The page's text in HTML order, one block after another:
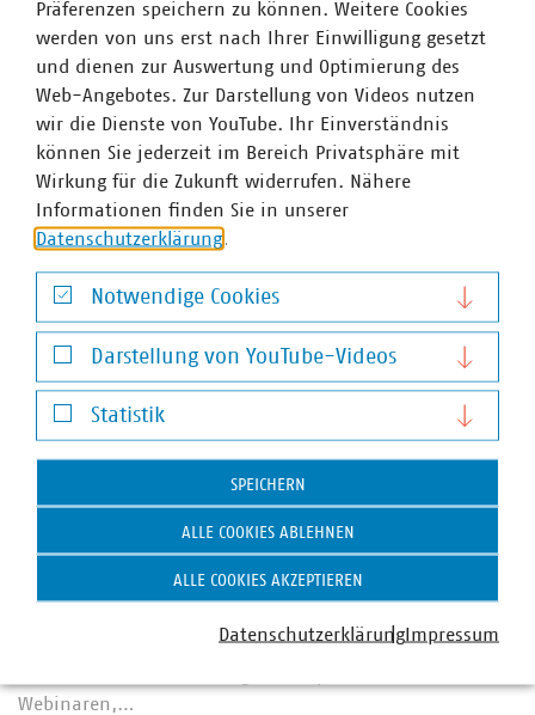
Projekten, neuen Kooperationen und praxisnahen
Lösungen zeigen Städte und Gemeinden, wie
Ressourcen…
c_scharfsinn86_AdobeStock
Neues Förderprogramm für Ladeinfrastruktur
Bund startet Ladeoffensive für schwere
E‑Nutzfahrzeuge
Mit einer Milliarde Euro startet das
Bundesverkehrsministerium ein neues Förderprogramm
Mai 2026 beginnen die ersten Aufrufe, flankiert von
Webinaren,…
Präferenzen speichern zu können. Weitere Cookies
werden von uns erst nach Ihrer Einwilligung gesetzt
und dienen zur Auswertung und Optimierung des
Web-Angebotes. Zur Darstellung von Videos nutzen
wir die Dienste von YouTube. Ihr Einverständnis
können Sie jederzeit im Bereich Privatsphäre mit
Wirkung für die Zukunft widerrufen. Nähere
Informationen finden Sie in unserer
Datenschutzerklärung.
Notwendige Cookies
Notwendige Cookies
Darstellung von YouTube-Videos
Darstellung von YouTube-Videos
Statistik
Statistik
SPEICHERN
ALLE COOKIES ABLEHNEN
ALLE COOKIES AKZEPTIEREN
DatenschutzerklärungImpressum